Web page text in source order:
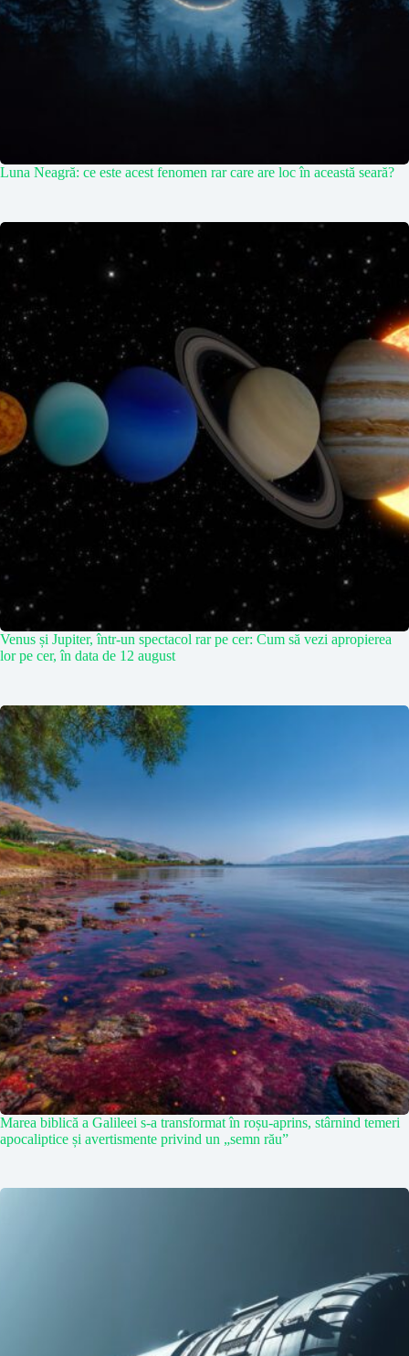
Luna Neagră: ce este acest fenomen rar care are loc în această seară?
Venus și Jupiter, într-un spectacol rar pe cer: Cum să vezi apropierea
lor pe cer, în data de 12 august
Marea biblică a Galileei s-a transformat în roșu-aprins, stârnind temeri
apocaliptice și avertismente privind un „semn rău”